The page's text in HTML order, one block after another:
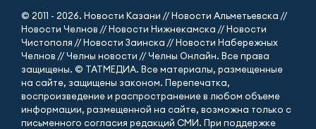
© 2011 - 2026. Новости Казани // Новости Альметьевска //
Новости Челнов // Новости Нижнекамска // Новости
Чистополя // Новости Заинска // Новости Набережных
Челнов // Челны новости // Челны Онлайн. Все права
защищены. © ТАТМЕДИА. Все материалы, размещенные
на сайте, защищены законом. Перепечатка,
воспроизведение и распространение в любом объеме
информации, размещенной на сайте, возможна только с
письменного согласия редакций СМИ. При поддержке